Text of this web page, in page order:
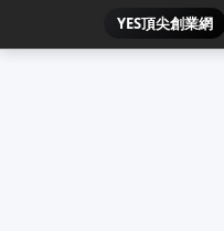
YES頂尖創業網